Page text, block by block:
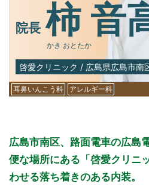
院長 柿 音
かき おとたか
啓愛クリニック / 広島県広島市南
耳鼻いんこう科 アレルギー科
広島市南区、路面電車の広島
便な場所にある「啓愛クリニ
わせる落ち着きのある内装。